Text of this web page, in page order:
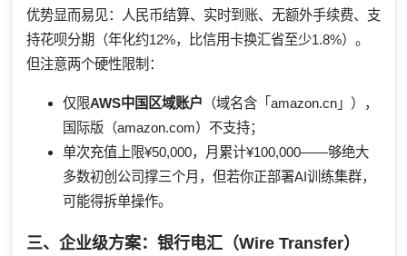
优势显而易见：人民币结算、实时到账、无额外手续费、支
持花呗分期（年化约12%，比信用卡换汇省至少1.8%）。
但注意两个硬性限制：
仅限AWS中国区域账户 （域名含「amazon.cn」），
国际版（amazon.com）不支持；
单次充值上限¥50,000，月累计¥100,000——够绝大
多数初创公司撑三个月，但若你正部署AI训练集群，
可能得拆单操作。
三、企业级方案：银行电汇（Wire Transfer）